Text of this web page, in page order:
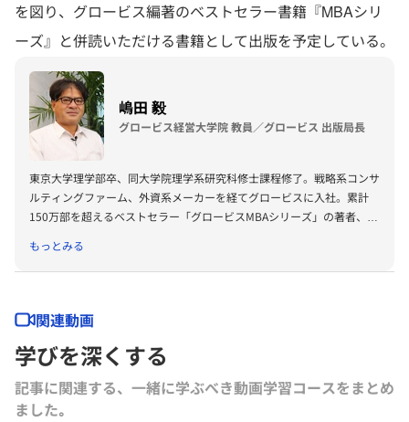
を図り、グロービス編著のベストセラー書籍『MBAシリ
ーズ』と併読いただける書籍として出版を予定している。
嶋田 毅
グロービス経営大学院 教員／グロービス 出版局長
東京大学理学部卒、同大学院理学系研究科修士課程修了。戦略系コンサ
ルティングファーム、外資系メーカーを経てグロービスに入社。累計
150万部を超えるベストセラー「グロービスMBAシリーズ」の著者、プ
ング』『グロービスMBAキーワード 図解 基本ビジネス思考法45』
『グロービスMBAキーワード 図解 基本フレームワーク50』『ビジネ
（東洋経済新報社）、『［実況］ロジカルシンキング教室』『［実況』
アカウンティング教室』『競争優位としての経営理念』（以上PHP研
究所）、『ロジカルシンキングの落とし穴』『バイアス』『KSFとは』
（以上グロービス電子出版）、共著書に『グロービスMBAマネジメン
ト・ブック』『グロービスMBAマネジメント・ブックⅡ』『MBA定量
分析と意思決定』『グロービスMBAビジネスプラン』『ストーリーで
もっとみる
関連動画
学びを深くする
記事に関連する、一緒に学ぶべき動画学習コースをまとめ
ました｡